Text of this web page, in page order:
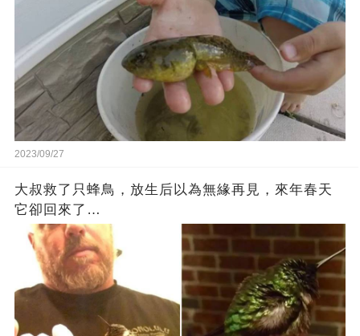
2023/09/27
大叔救了只蜂鳥，放生后以為無緣再見，來年春天
它卻回來了…